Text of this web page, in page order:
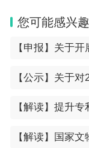
您可能感兴趣